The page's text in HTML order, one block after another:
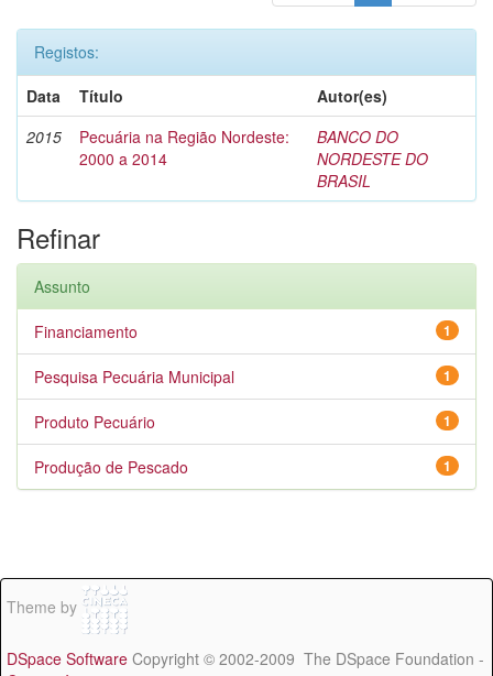
Registos:
Data
Título
Autor(es)
2015
Pecuária na Região Nordeste:
2000 a 2014
BANCO DO
NORDESTE DO
BRASIL
Refinar
Assunto
1
Financiamento
1
Pesquisa Pecuária Municipal
1
Produto Pecuário
1
Produção de Pescado
Theme by
DSpace Software Copyright © 2002-2009 The DSpace Foundation -